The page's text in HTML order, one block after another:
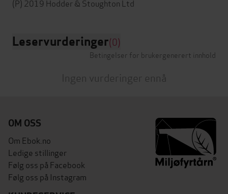
Leservurderinger(0)
Betingelser for brukergenerert innhold
Ingen vurderinger ennå
OM OSS
Om Ebok.no
Ledige stillinger
Følg oss på Facebook
Følg oss på Instagram